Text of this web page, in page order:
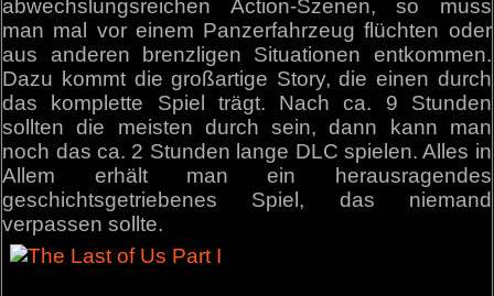
abwechslungsreichen Action-Szenen, so muss
man mal vor einem Panzerfahrzeug flüchten oder
aus anderen brenzligen Situationen entkommen.
Dazu kommt die großartige Story, die einen durch
das komplette Spiel trägt. Nach ca. 9 Stunden
sollten die meisten durch sein, dann kann man
noch das ca. 2 Stunden lange DLC spielen. Alles in
Allem erhält man ein herausragendes
geschichtsgetriebenes Spiel, das niemand
verpassen sollte.